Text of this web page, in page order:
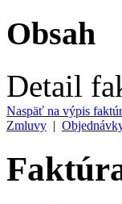
Obsah
Detail
Naspäť na výpis faktúr
Zmluvy |